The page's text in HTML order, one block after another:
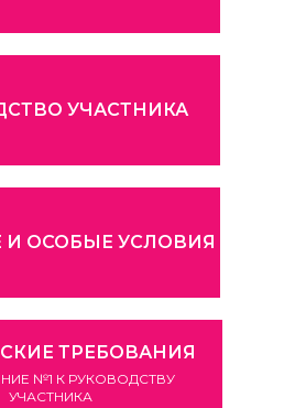
ТРЕБОВАНИЯ
№1 К РУКОВОДСТВУ
УЧАСТНИКА
УЧАСТНИКА
ОСОБЫЕ УСЛОВИЯ
ВЫСТАВКИ